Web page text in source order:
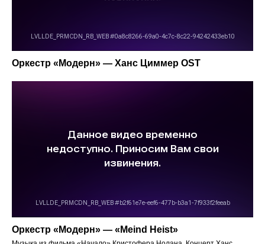
Оркестр «Модерн» — Ханс Циммер OST
Оркестр «Модерн» — «Meind Heist»